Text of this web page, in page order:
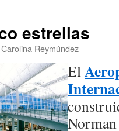
estrellas
Carolina Reymúndez
El